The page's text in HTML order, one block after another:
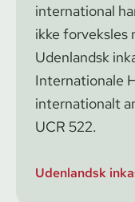
international
ikke forveksles
Udenlandsk
Internationale
internationalt
UCR 522.
Udenlandsk